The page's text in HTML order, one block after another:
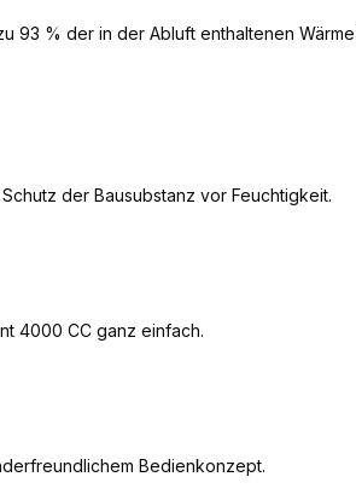
93 % der in der Abluft enthaltenen
der Bausubstanz vor Feuchtigkeit.
4000 CC ganz einfach.
Bedienkonzept.